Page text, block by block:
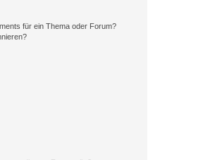
für ein Thema oder Forum?